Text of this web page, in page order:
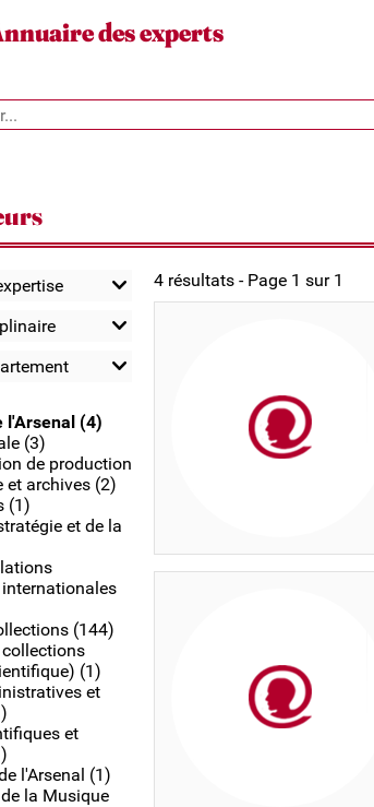
des experts
l'Arsenal (4)
(3)
de production
et archives (2)
(1)
et de la
(144)
(1)
et
et
l'Arsenal (1)
la Musique
4 résultats - Page 1 sur 1